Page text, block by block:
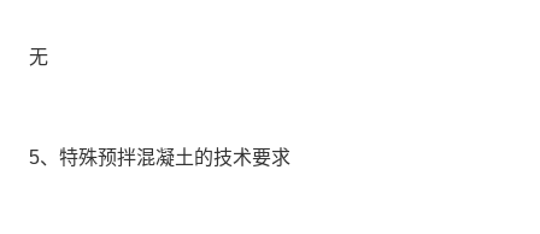
无
5、特殊预拌混凝土的技术要求